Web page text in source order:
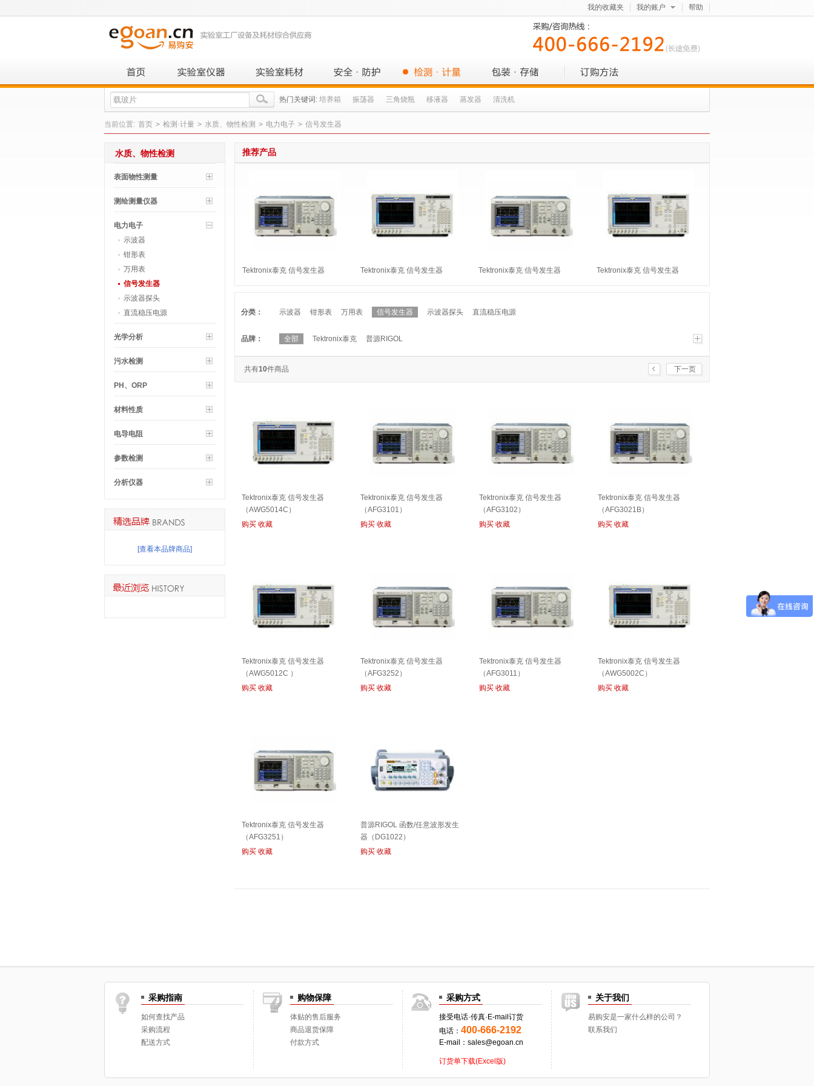
帮助
我的账户
我的收藏夹
热门关键词: 培养箱 振荡器 三角烧瓶 移液器 蒸发器 清洗机
当前位置: 首页 > 检测·计量 > 水质、物性检测 > 电力电子 > 信号发生器
推荐产品
Tektronix泰克 信号发生器
Tektronix泰克 信号发生器
Tektronix泰克 信号发生器
Tektronix泰克 信号发生器
分类： 示波器 钳形表 万用表 信号发生器 示波器探头 直流稳压电源
品牌： 全部 Tektronix泰克 普源RIGOL
共有10件商品 下一页
Tektronix泰克 信号发生器
（AWG5014C）
购买 收藏
Tektronix泰克 信号发生器
（AFG3101）
购买 收藏
Tektronix泰克 信号发生器
（AFG3102）
购买 收藏
Tektronix泰克 信号发生器
（AFG3021B）
购买 收藏
Tektronix泰克 信号发生器
（AWG5012C ）
购买 收藏
Tektronix泰克 信号发生器
（AFG3252）
购买 收藏
Tektronix泰克 信号发生器
（AFG3011）
购买 收藏
Tektronix泰克 信号发生器
（AWG5002C）
购买 收藏
Tektronix泰克 信号发生器
（AFG3251）
购买 收藏
普源RIGOL 函数/任意波形发生
器（DG1022）
购买 收藏
水质、物性检测
表面物性测量
测绘测量仪器
电力电子
示波器
钳形表
万用表
信号发生器
示波器探头
直流稳压电源
光学分析
污水检测
PH、ORP
材料性质
电导电阻
参数检测
分析仪器
[查看本品牌商品]
采购指南
如何查找产品
采购流程
配送方式
购物保障
体贴的售后服务
商品退货保障
付款方式
采购方式
接受电话·传真·E-mail订货
电话： 400-666-2192
E-mail：sales@egoan.cn
订货单下载(Excel版)
关于我们
易购安是一家什么样的公司？
联系我们